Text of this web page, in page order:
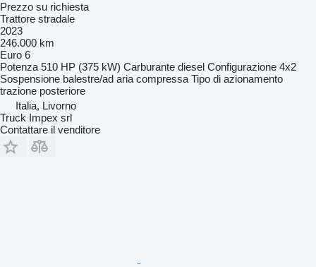
Prezzo su richiesta
Trattore stradale
2023
246.000 km
Euro 6
Potenza 510 HP (375 kW) Carburante diesel Configurazione 4x2
Sospensione balestre/ad aria compressa Tipo di azionamento
trazione posteriore
Italia, Livorno
Truck Impex srl
Contattare il venditore